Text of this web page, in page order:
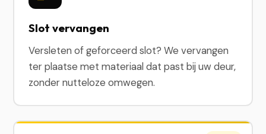
Slot vervangen
Versleten of geforceerd slot? We vervangen
ter plaatse met materiaal dat past bij uw deur,
zonder nutteloze omwegen.